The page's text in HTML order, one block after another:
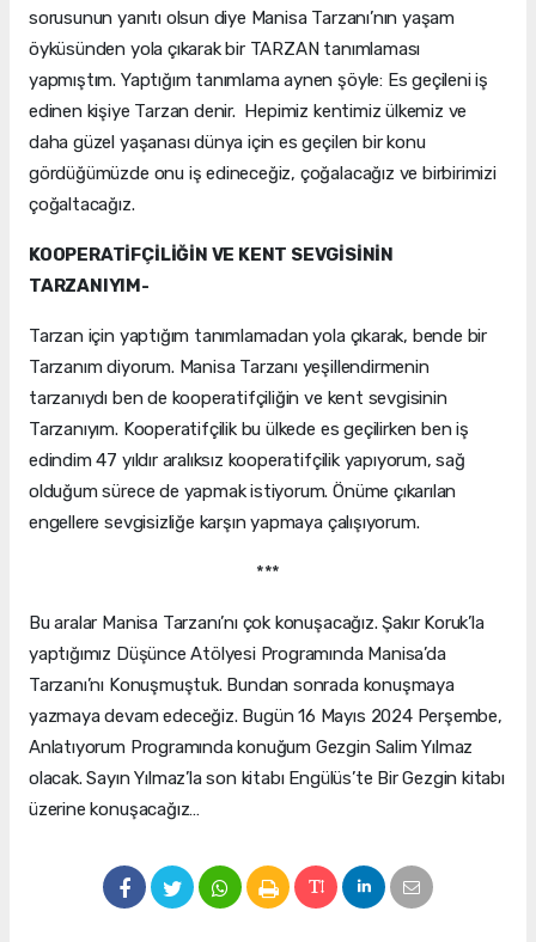
sorusunun yanıtı olsun diye Manisa Tarzanı’nın yaşam
öyküsünden yola çıkarak bir TARZAN tanımlaması
yapmıştım. Yaptığım tanımlama aynen şöyle: Es geçileni iş
edinen kişiye Tarzan denir. Hepimiz kentimiz ülkemiz ve
daha güzel yaşanası dünya için es geçilen bir konu
gördüğümüzde onu iş edineceğiz, çoğalacağız ve birbirimizi
çoğaltacağız.
KOOPERATİFÇİLİĞİN VE KENT SEVGİSİNİN
TARZANIYIM-
Tarzan için yaptığım tanımlamadan yola çıkarak, bende bir
Tarzanım diyorum. Manisa Tarzanı yeşillendirmenin
tarzanıydı ben de kooperatifçiliğin ve kent sevgisinin
Tarzanıyım. Kooperatifçilik bu ülkede es geçilirken ben iş
edindim 47 yıldır aralıksız kooperatifçilik yapıyorum, sağ
olduğum sürece de yapmak istiyorum. Önüme çıkarılan
engellere sevgisizliğe karşın yapmaya çalışıyorum.
***
Bu aralar Manisa Tarzanı’nı çok konuşacağız. Şakır Koruk’la
yaptığımız Düşünce Atölyesi Programında Manisa’da
Tarzanı’nı Konuşmuştuk. Bundan sonrada konuşmaya
yazmaya devam edeceğiz. Bugün 16 Mayıs 2024 Perşembe,
Anlatıyorum Programında konuğum Gezgin Salim Yılmaz
olacak. Sayın Yılmaz’la son kitabı Engülüs’te Bir Gezgin kitabı
üzerine konuşacağız…